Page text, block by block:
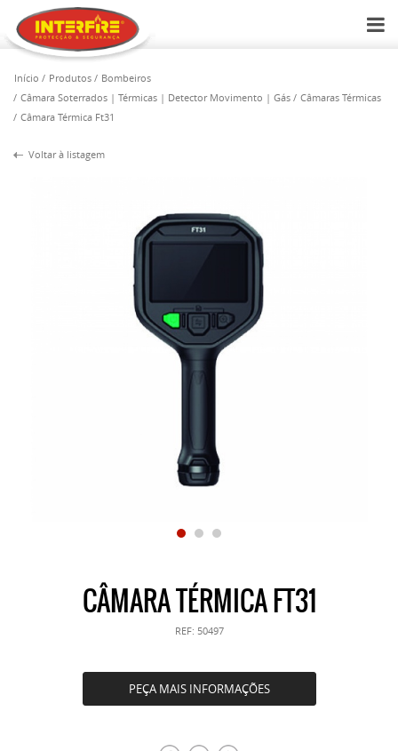
Início Produtos
Bombeiros
Câmara Soterrados | Térmicas | Detector Movimento | Gás
Câmaras Térmicas
Câmara Térmica Ft31
Voltar à listagem
CÂMARA TÉRMICA FT31
REF: 50497
PEÇA MAIS INFORMAÇÕES